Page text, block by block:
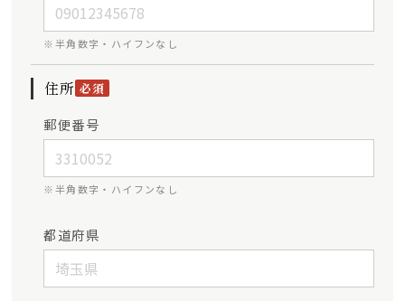
※半角数字・ハイフンなし
住所 必須
郵便番号
※半角数字・ハイフンなし
都道府県